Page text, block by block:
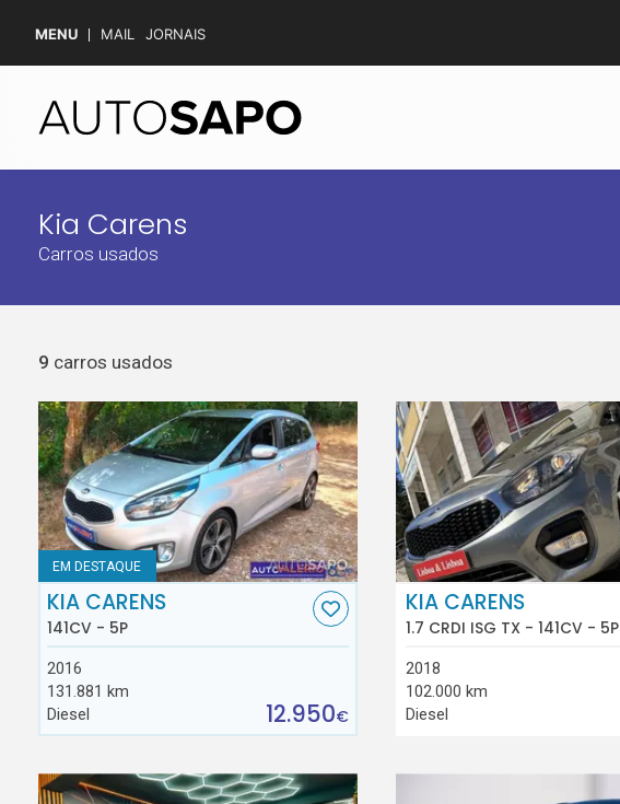
MENU MAIL JORNAIS
Kia Carens
Carros usados
9 carros usados
EM DESTAQUE
KIA CARENS
141CV - 5P
2016
131.881 km
Diesel
12.950€
KIA CARENS
1.7 CRDI ISG TX - 141CV - 5P
2018
102.000 km
Diesel